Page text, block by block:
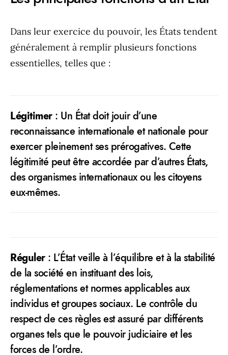
Dans leur exercice du pouvoir, les États tendent
généralement à remplir plusieurs fonctions
essentielles, telles que :
Légitimer: Un État doit jouir d’une
reconnaissance internationale et nationale pour
exercer pleinement ses prérogatives. Cette
légitimité peut être accordée par d’autres États,
des organismes internationaux ou les citoyens
eux-mêmes.
Réguler: L’État veille à l’équilibre et à la stabilité
de la société en instituant des lois,
réglementations et normes applicables aux
individus et groupes sociaux. Le contrôle du
respect de ces règles est assuré par différents
organes tels que le pouvoir judiciaire et les
forces de l’ordre.